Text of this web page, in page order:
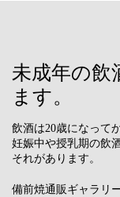
未成年の飲
ます。
飲酒は20歳になって
妊娠中や授乳期の飲
それがあります。
備前焼通販ギャラリ